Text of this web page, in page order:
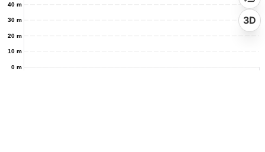
0 m
10 m
20 m
30 m
40 m
3D